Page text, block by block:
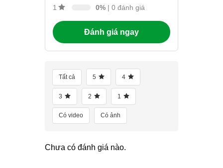
1
0% | 0 đánh giá
Đánh giá ngay
Tất cả 5 4
3 2 1
Có video Có ảnh
Chưa có đánh giá nào.